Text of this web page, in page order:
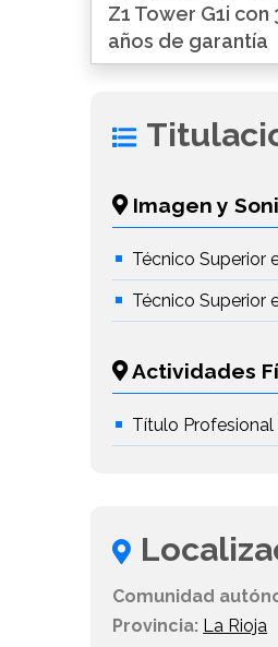
Z1 Tower G1i con
años de garantía
Imagen y
Técnico Superior
Técnico Superior
Actividades
Título
Comunidad
Provincia: La Rioja